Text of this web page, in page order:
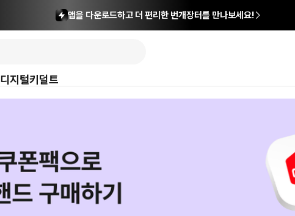
앱을 다운로드하고 더 편리한 번개장터를 만나보세요!
디지털키덜트